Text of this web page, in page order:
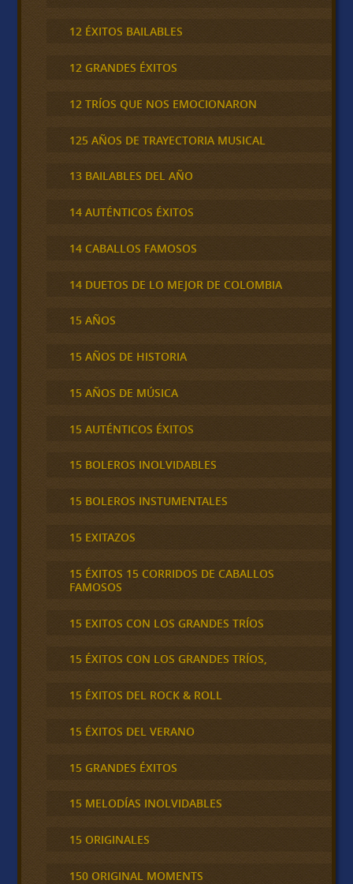
12 ÉXITOS BAILABLES
12 GRANDES ÉXITOS
12 TRÍOS QUE NOS EMOCIONARON
125 AÑOS DE TRAYECTORIA MUSICAL
13 BAILABLES DEL AÑO
14 AUTÉNTICOS ÉXITOS
14 CABALLOS FAMOSOS
14 DUETOS DE LO MEJOR DE COLOMBIA
15 AÑOS
15 AÑOS DE HISTORIA
15 AÑOS DE MÚSICA
15 AUTÉNTICOS ÉXITOS
15 BOLEROS INOLVIDABLES
15 BOLEROS INSTUMENTALES
15 EXITAZOS
15 ÉXITOS 15 CORRIDOS DE CABALLOS
FAMOSOS
15 EXITOS CON LOS GRANDES TRÍOS
15 ÉXITOS CON LOS GRANDES TRÍOS,
15 ÉXITOS DEL ROCK & ROLL
15 ÉXITOS DEL VERANO
15 GRANDES ÉXITOS
15 MELODÍAS INOLVIDABLES
15 ORIGINALES
150 ORIGINAL MOMENTS